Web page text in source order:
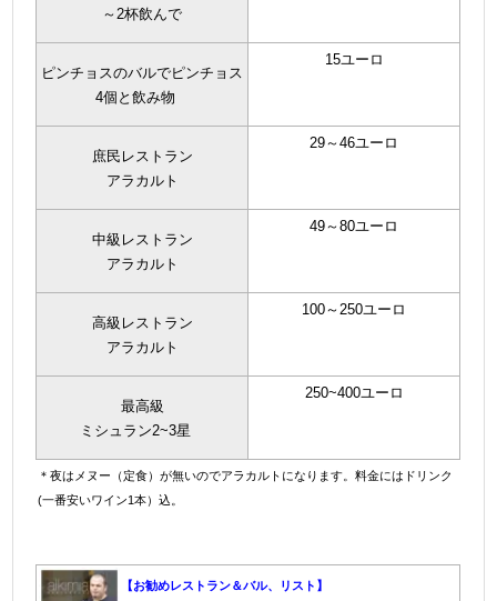
～2杯飲んで
ピンチョスのバルでピンチョス
4個と飲み物
15ユーロ
庶民レストラン
アラカルト
29～46ユーロ
中級レストラン
アラカルト
49～80ユーロ
高級レストラン
アラカルト
100～250ユーロ
最高級
ミシュラン2~3星
250~400ユーロ
＊夜はメヌー（定食）が無いのでアラカルトになります。料金にはドリンク
(一番安いワイン1本）込。
【お勧めレストラン＆バル、リスト】